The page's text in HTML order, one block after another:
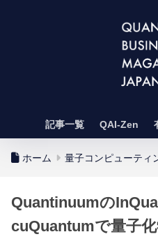
記事一覧 QAI-Zen
ホーム 量子コンピューティ
Quantinuumの
cuQuantumで量子